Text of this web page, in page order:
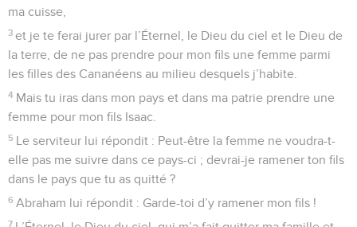
ma cuisse,
3 et je te ferai jurer par l’Éternel, le Dieu du ciel et le Dieu de
la terre, de ne pas prendre pour mon fils une femme parmi
les filles des Cananéens au milieu desquels j’habite.
4 Mais tu iras dans mon pays et dans ma patrie prendre une
femme pour mon fils Isaac.
5 Le serviteur lui répondit : Peut-être la femme ne voudra-t-
elle pas me suivre dans ce pays-ci ; devrai-je ramener ton fils
dans le pays que tu as quitté ?
6 Abraham lui répondit : Garde-toi d’y ramener mon fils !
7